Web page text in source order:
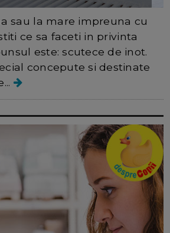
sau la mare impreuna cu
ce sa faceti in privinta
este: scutece de inot.
concepute si destinate